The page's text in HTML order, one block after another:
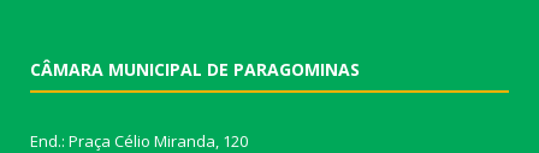
CÂMARA MUNICIPAL DE PARAGOMINAS
End.: Praça Célio Miranda, 120